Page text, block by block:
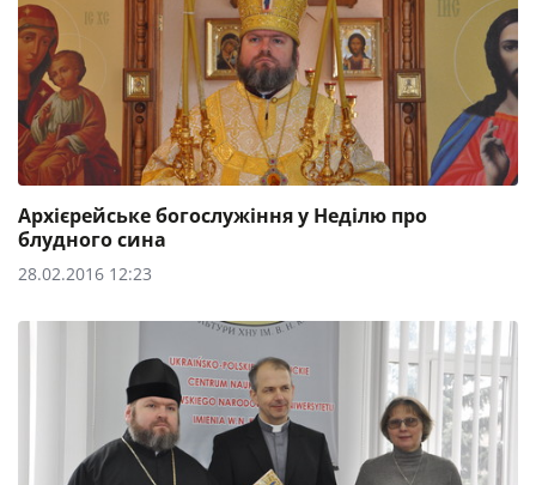
Архієрейське богослужіння у Неділю про
блудного сина
28.02.2016 12:23